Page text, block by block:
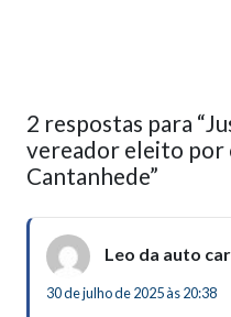
2 respostas para
vereador eleito por
Cantanhede”
Leo da auto car
30 de julho de 2025 às 20:38